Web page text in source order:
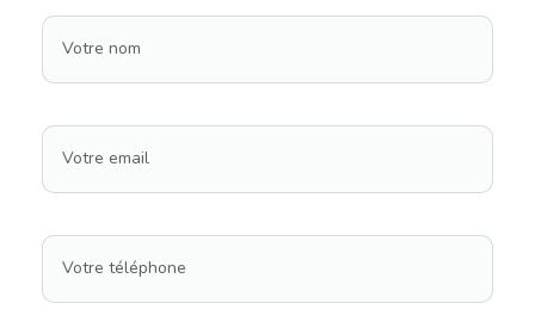
Votre nom
Votre email
Votre téléphone